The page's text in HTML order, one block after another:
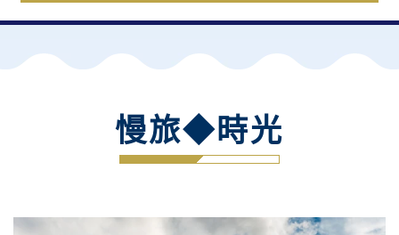
慢旅◆時光